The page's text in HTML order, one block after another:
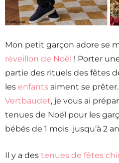
Mon petit garçon adore se
réveillon de Noël ! Porter
partie des rituels des fêtes
les enfants aiment se
Vertbaudet, je vous ai
tenues de Noël pour les
bébés de 1 mois jusqu’à 2
Il y a des tenues de fêtes